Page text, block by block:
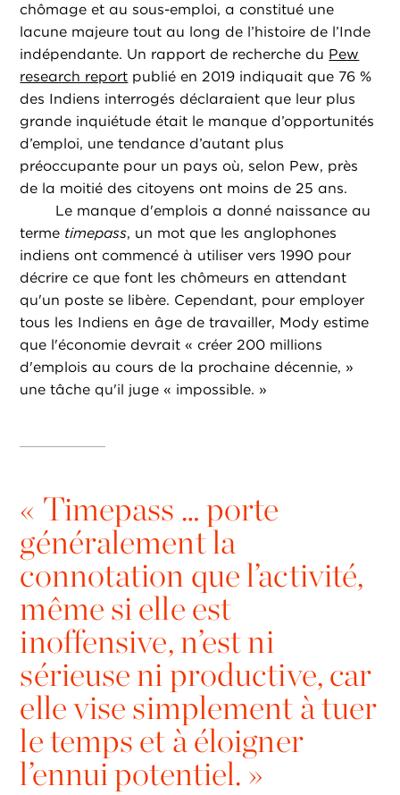
chômage et au sous-emploi, a constitué une
lacune majeure tout au long de l’histoire de l’Inde
indépendante. Un rapport de recherche du Pew
research report publié en 2019 indiquait que 76 %
des Indiens interrogés déclaraient que leur plus
grande inquiétude était le manque d’opportunités
d’emploi, une tendance d’autant plus
préoccupante pour un pays où, selon Pew, près
de la moitié des citoyens ont moins de 25 ans.
Le manque d'emplois a donné naissance au
terme timepass, un mot que les anglophones
indiens ont commencé à utiliser vers 1990 pour
décrire ce que font les chômeurs en attendant
qu'un poste se libère. Cependant, pour employer
tous les Indiens en âge de travailler, Mody estime
que l'économie devrait « créer 200 millions
d'emplois au cours de la prochaine décennie, »
une tâche qu'il juge « impossible. »
« Timepass … porte
généralement la
connotation que l’activité,
même si elle est
inoffensive, n’est ni
sérieuse ni productive, car
elle vise simplement à tuer
le temps et à éloigner
l’ennui potentiel. »